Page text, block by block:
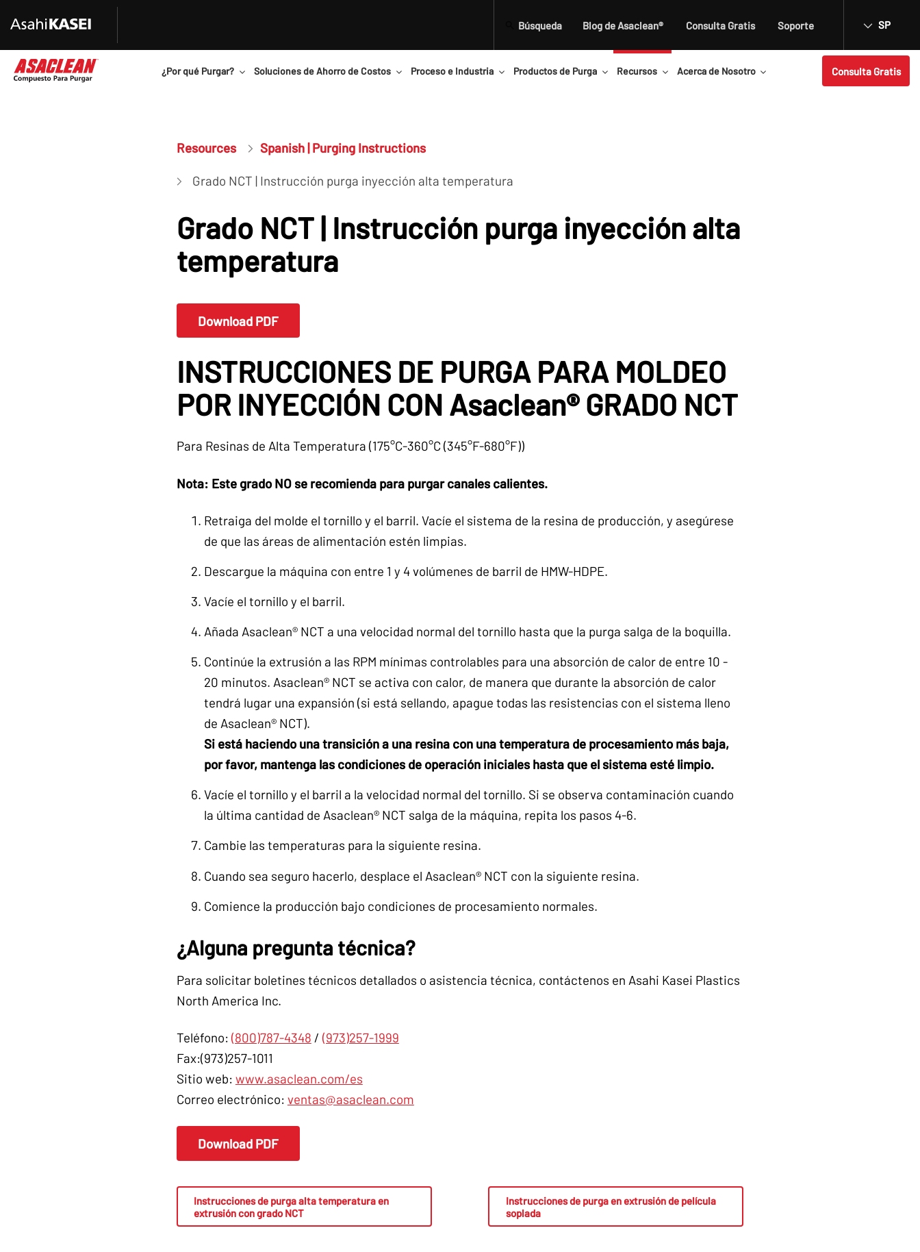
Búsqueda Blog de Asaclean® Consulta Gratis Soporte SP
¿Por qué Purgar? Soluciones de Ahorro de Costos Proceso e Industria Productos de Purga Recursos Acerca de Nosotro Consulta Gratis
Resources Spanish | Purging Instructions
Grado NCT | Instrucción purga inyección alta temperatura
Grado NCT | Instrucción purga inyección alta
temperatura
Download PDF
INSTRUCCIONES DE PURGA PARA MOLDEO
POR INYECCIÓN CON Asaclean® GRADO NCT
Para Resinas de Alta Temperatura (175°C-360°C (345°F-680°F))
Nota: Este grado NO se recomienda para purgar canales calientes.
Retraiga del molde el tornillo y el barril. Vacíe el sistema de la resina de producción, y asegúrese
de que las áreas de alimentación estén limpias.
Descargue la máquina con entre 1 y 4 volúmenes de barril de HMW-HDPE.
Vacíe el tornillo y el barril.
Añada Asaclean® NCT a una velocidad normal del tornillo hasta que la purga salga de la boquilla.
Continúe la extrusión a las RPM mínimas controlables para una absorción de calor de entre 10 -
20 minutos. Asaclean® NCT se activa con calor, de manera que durante la absorción de calor
tendrá lugar una expansión (si está sellando, apague todas las resistencias con el sistema lleno
de Asaclean® NCT).
Si está haciendo una transición a una resina con una temperatura de procesamiento más baja,
por favor, mantenga las condiciones de operación iniciales hasta que el sistema esté limpio.
Vacíe el tornillo y el barril a la velocidad normal del tornillo. Si se observa contaminación cuando
la última cantidad de Asaclean® NCT salga de la máquina, repita los pasos 4-6.
Cambie las temperaturas para la siguiente resina.
Cuando sea seguro hacerlo, desplace el Asaclean® NCT con la siguiente resina.
Comience la producción bajo condiciones de procesamiento normales.
¿Alguna pregunta técnica?
Para solicitar boletines técnicos detallados o asistencia técnica, contáctenos en Asahi Kasei Plastics
North America Inc.
Teléfono: (800)787-4348 / (973)257-1999
Fax:(973)257-1011
Sitio web: www.asaclean.com/es
Correo electrónico: ventas@asaclean.com
Download PDF
Instrucciones de purga alta temperatura en
extrusión con grado NCT
Instrucciones de purga en extrusión de película
soplada